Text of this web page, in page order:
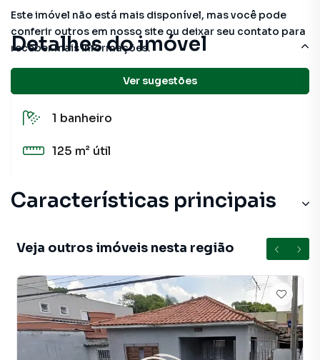
Este imóvel não está mais disponível, mas você pode
conferir outros em nosso site ou deixar seu contato para
receber mais informações.
Ver sugestões
Detalhes do imóvel
1 banheiro
125 m² útil
Características principais
Veja outros imóveis nesta região